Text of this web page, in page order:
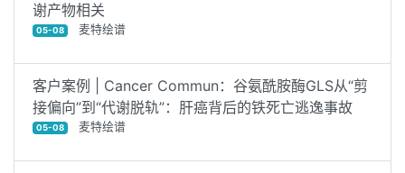
谢产物相关
05-08 麦特绘谱
客户案例 | Cancer Commun：谷氨酰胺酶GLS从“剪
接偏向”到“代谢脱轨”：肝癌背后的铁死亡逃逸事故
05-08 麦特绘谱